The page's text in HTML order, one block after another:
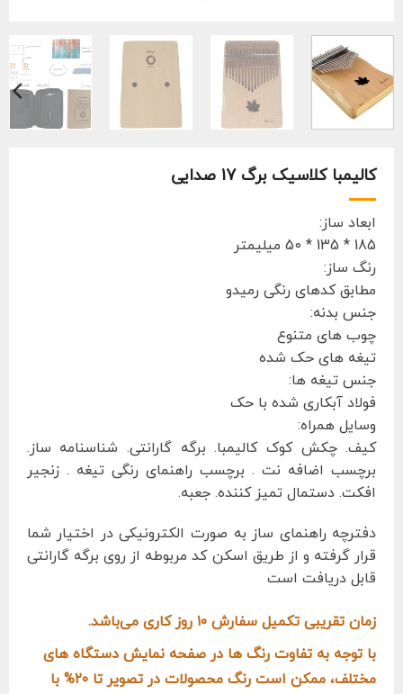
کالیمبا کلاسیک برگ 17 صدایی
ابعاد ساز:
185 * 135 * 50 میلیمتر
رنگ ساز:
مطابق کدهای رنگی رمیدو
جنس بدنه:
چوب های متنوع
تیغه های حک شده
جنس تیغه ها:
فولاد آبکاری شده با حک
وسایل همراه:
کیف. چکش کوک کالیمبا. برگه گارانتی. شناسنامه ساز.
برچسب اضافه نت . برچسب راهنمای رنگی تیغه . زنجیر
افکت. دستمال تمیز کننده. جعبه.
دفترچه راهنمای ساز به صورت الکترونیکی در اختیار شما
قرار گرفته و از طریق اسکن کد مربوطه از روی برگه گارانتی
قابل دریافت است
زمان تقریبی تکمیل سفارش ۱۰ روز کاری می‌باشد.
با توجه به تفاوت رنگ ها در صفحه نمایش دستگاه های
مختلف، ممکن است رنگ محصولات در تصویر تا ۲۰% با